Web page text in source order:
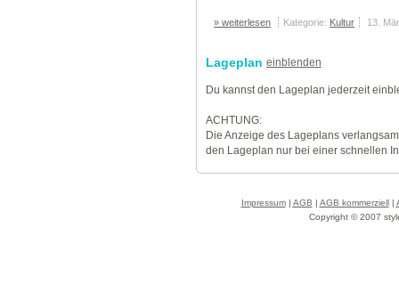
» weiterlesen Kategorie: Kultur 13.
Lageplan einblenden
Du kannst den Lageplan jederzeit
ACHTUNG:
Die Anzeige des Lageplans
den Lageplan nur bei einer schnellen
Impressum| AGB | AGB kommerziell|
Copyright © 2007